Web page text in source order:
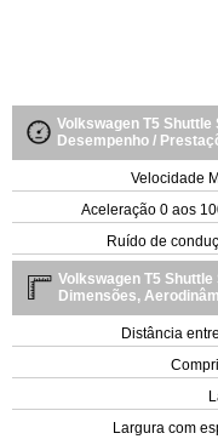
Volkswagen T5 Shuttle
Desempenho /
Velocidade
Aceleração 0 aos
Ruído de
Volkswagen T5 Shuttle
Dimensões,
Distância
Largura com